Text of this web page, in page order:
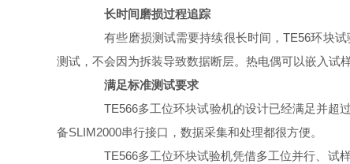
长时间磨损过程追踪
有些磨损测试需要持续很长时间，TE56环块试
测试，不会因为拆装导致数据断层。热电偶可以嵌入试
满足标准测试要求
TE566多工位环块试验机的设计已经满足并超过
备SLIM2000串行接口，数据采集和处理都很方便。
TE566多工位环块试验机凭借多工位并行、试样